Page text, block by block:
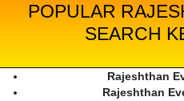
POPULAR
SEARCH
Rajeshthan
Rajeshthan